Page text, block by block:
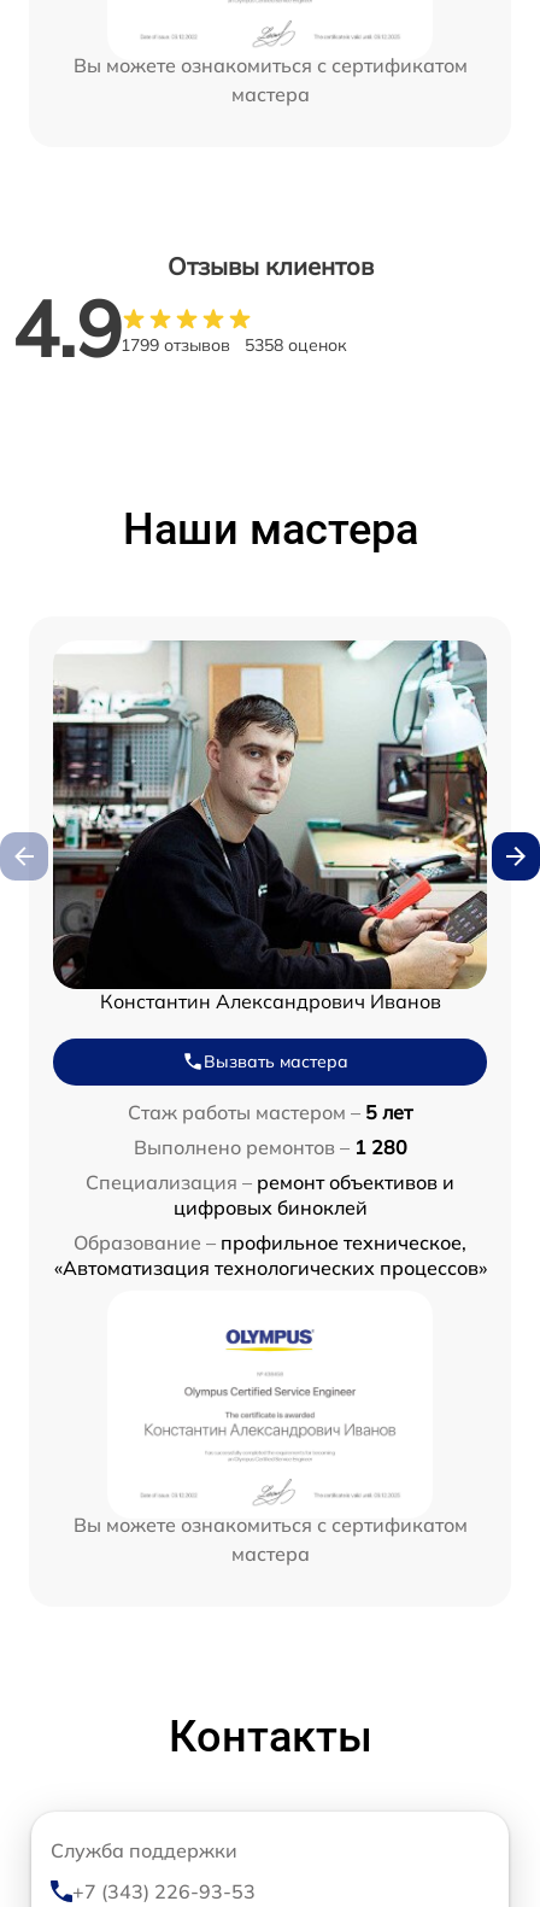
Вы можете ознакомиться с сертификатом
мастера
Отзывы клиентов
4.91799 отзывов 5358 оценок
Наши мастера
Константин Александрович Иванов
Вызвать мастера
Стаж работы мастером – 5 лет
Выполнено ремонтов – 1 280
Специализация – ремонт объективов и
цифровых биноклей
Образование – профильное техническое,
«Автоматизация технологических процессов»
Вы можете ознакомиться с сертификатом
мастера
Контакты
Служба поддержки
+7 (343) 226-93-53